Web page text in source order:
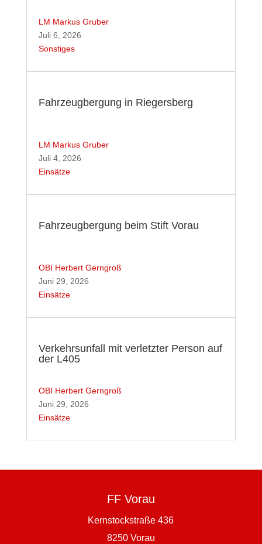
LM Markus Gruber
Juli 6, 2026
Sonstiges
Fahrzeugbergung in Riegersberg
LM Markus Gruber
Juli 4, 2026
Einsätze
Fahrzeugbergung beim Stift Vorau
OBI Herbert Gerngroß
Juni 29, 2026
Einsätze
Verkehrsunfall mit verletzter Person auf
der L405
OBI Herbert Gerngroß
Juni 29, 2026
Einsätze
FF Vorau
Kernstockstraße 436
8250 Vorau